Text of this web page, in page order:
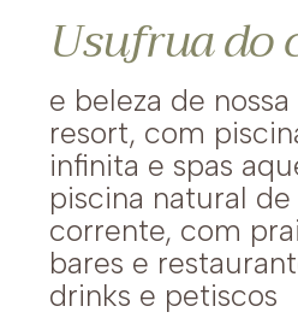
Usufrua do
e beleza de
resort, com
infinita e spas
piscina natural de
corrente, com
bares e
drinks e petiscos